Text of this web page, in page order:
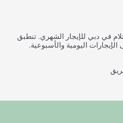
في دبي للإيجار الشهري. تنطبق
اليومية والأسبوعية.